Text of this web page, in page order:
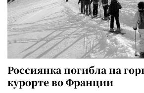
Россиянка погибла на
курорте во Франции